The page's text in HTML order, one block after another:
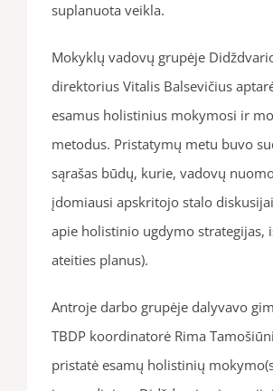
suplanuota veikla.
Mokyklų vadovų grupėje
direktorius Vitalis Balsevičius
esamus holistinius mokymosi ir
metodus. Pristatymų metu buvo
sąrašas būdų, kurie, vadovų
įdomiausi apskritojo stalo
apie holistinio ugdymo strategijas,
ateities planus).
Antroje darbo grupėje dalyvavo
TBDP koordinatorė Rima
pristatė esamų holistinių